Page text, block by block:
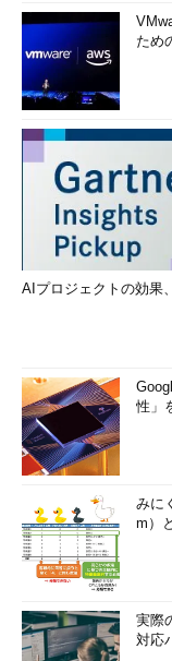
ため
AIプロジェクトの効果
性」
みに
m）
実際
対応